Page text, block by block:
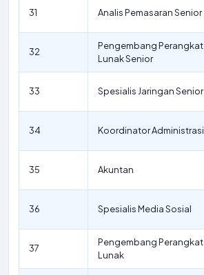
31 Analis Pemasaran Senior
32
Pengembang Perangkat
Lunak Senior
33 Spesialis Jaringan Senior
34 Koordinator Administrasi
35 Akuntan
36 Spesialis Media Sosial
37
Pengembang Perangkat
Lunak